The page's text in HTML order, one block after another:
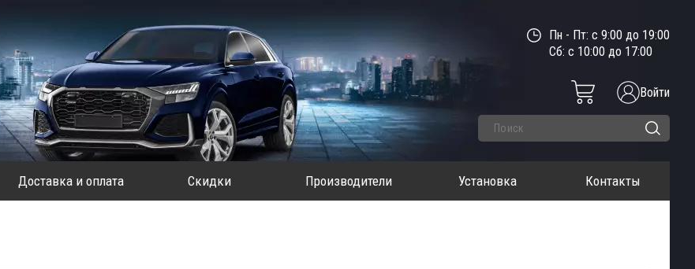
Пн - Пт: с 9:00 до 19:00
Сб: с 10:00 до 17:00
Войти
Доставка и оплата Скидки Производители Установка Контакты